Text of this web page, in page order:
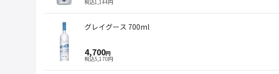
税込1,144円
グレイグース 700ml
4,700円
税込5,170円